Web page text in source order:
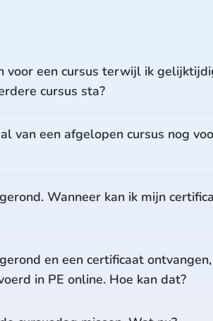
voor een cursus terwijl ik
cursus sta?
van een afgelopen cursus nog
Wanneer kan ik mijn
en een certificaat
in PE online. Hoe kan dat?